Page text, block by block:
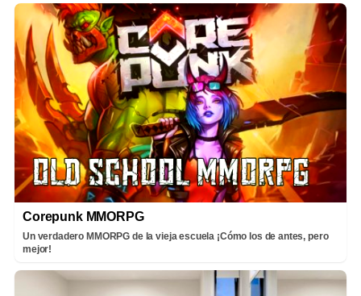
Corepunk MMORPG
Un verdadero MMORPG de la vieja escuela ¡Cómo los de antes, pero
mejor!